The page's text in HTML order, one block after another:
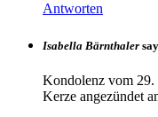
Antworten
Isabella Bärnthaler
Kondolenz vom 29.
Kerze angezündet